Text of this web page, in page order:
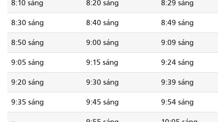
8:10 sáng 8:20 sáng 8:29 sáng
8:30 sáng 8:40 sáng 8:49 sáng
8:50 sáng 9:00 sáng 9:09 sáng
9:05 sáng 9:15 sáng 9:24 sáng
9:20 sáng 9:30 sáng 9:39 sáng
9:35 sáng 9:45 sáng 9:54 sáng